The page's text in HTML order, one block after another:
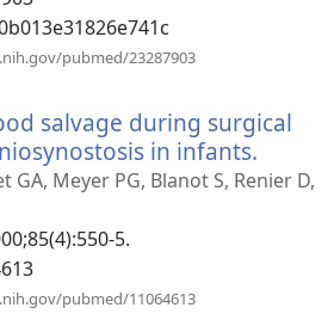
pubmed/23287903
窗
口）
salvage during surgical
in infants.
开
GA, Meyer PG, Blanot S, Renier D,
5.
pubmed/11064613